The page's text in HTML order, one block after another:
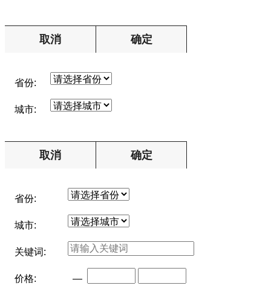
取消 确定
省份:
城市:
取消 确定
省份:
城市:
关键词:
价格: —